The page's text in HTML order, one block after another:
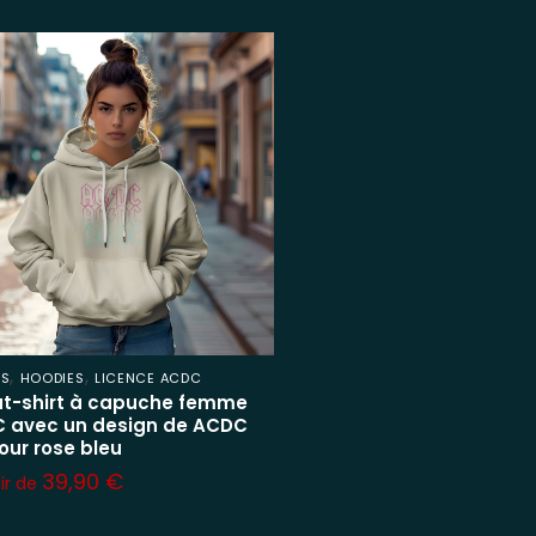
, HOODIES, LICENCE ACDC
shirt à capuche femme
avec un design de ACDC
rose bleu
de 39,90 €